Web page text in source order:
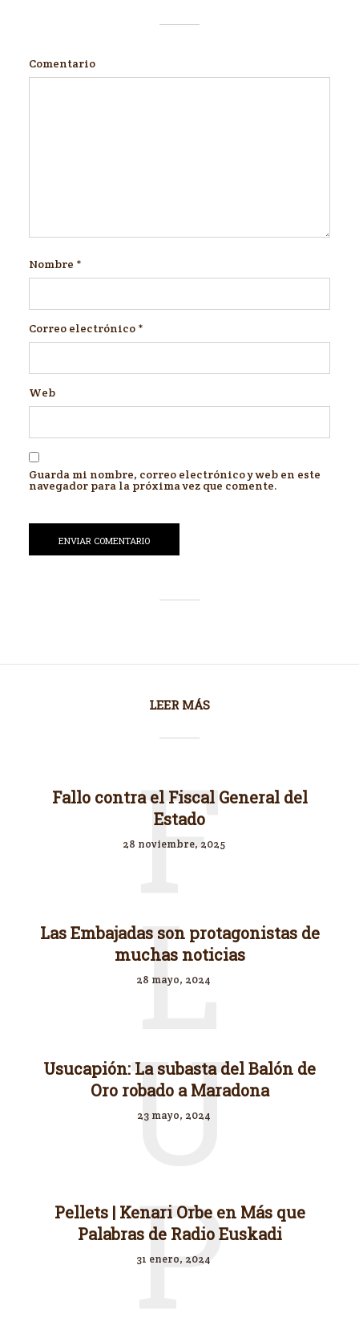
Comentario
Nombre *
Correo electrónico *
Web
Guarda mi nombre, correo electrónico y web en este
navegador para la próxima vez que comente.
LEER MÁS
Fallo contra el Fiscal General del
Estado
28 noviembre, 2025
F
Las Embajadas son protagonistas de
muchas noticias
28 mayo, 2024
L
Usucapión: La subasta del Balón de
Oro robado a Maradona
23 mayo, 2024
U
Pellets | Kenari Orbe en Más que
Palabras de Radio Euskadi
31 enero, 2024
P